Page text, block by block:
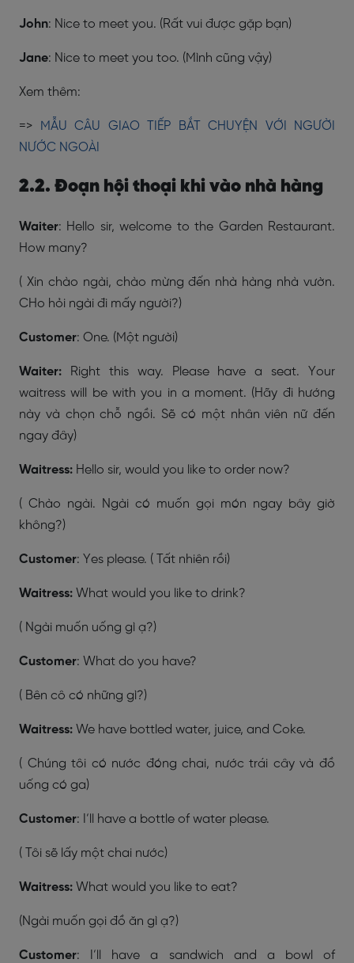
John: Nice to meet you. (Rất vui được gặp bạn)
Jane: Nice to meet you too. (Mình cũng vậy)
Xem thêm:
=>
MẪU CÂU GIAO TIẾP BẮT CHUYỆN VỚI NGƯỜI
NƯỚC NGOÀI
2.2. Đoạn hội thoại khi vào nhà hàng
Waiter: Hello sir, welcome to the Garden Restaurant.
How many?
( Xin chào ngài, chào mừng đến nhà hàng nhà vườn.
CHo hỏi ngài đi mấy người?)
Customer: One. (Một người)
Waiter: Right this way. Please have a seat. Your
waitress will be with you in a moment. (Hãy đi hướng
này và chọn chỗ ngồi. Sẽ có một nhân viên nữ đến
ngay đây)
Waitress: Hello sir, would you like to order now?
( Chào ngài. Ngài có muốn gọi món ngay bây giờ
không?)
Customer: Yes please. ( Tất nhiên rồi)
Waitress: What would you like to drink?
( Ngài muốn uống gì ạ?)
Customer: What do you have?
( Bên cô có những gì?)
Waitress: We have bottled water, juice, and Coke.
( Chúng tôi có nước đóng chai, nước trái cây và đồ
uống có ga)
Customer: I’ll have a bottle of water please.
( Tôi sẽ lấy một chai nước)
Waitress: What would you like to eat?
(Ngài muốn gọi đồ ăn gì ạ?)
Customer: I’ll have a sandwich and a bowl of